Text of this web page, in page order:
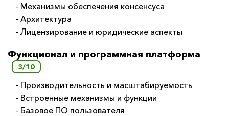
- Механизмы обеспечения консенсуса
- Архитектура
- Лицензирование и юридические аспекты
Функционал и программная платформа
3/10
- Производительность и масштабируемость
- Встроенные механизмы и функции
- Базовое ПО пользователя